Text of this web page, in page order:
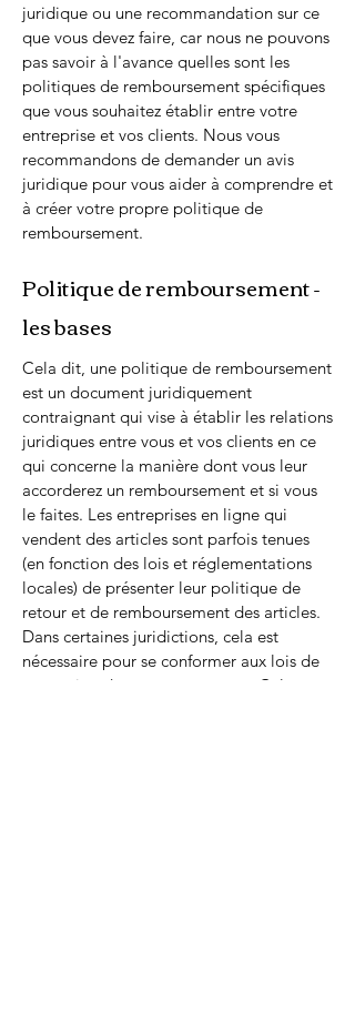
juridique ou une recommandation sur ce
que vous devez faire, car nous ne pouvons
pas savoir à l'avance quelles sont les
politiques de remboursement spécifiques
que vous souhaitez établir entre votre
entreprise et vos clients. Nous vous
recommandons de demander un avis
juridique pour vous aider à comprendre et
à créer votre propre politique de
remboursement.
Politique de remboursement -
les bases
Cela dit, une politique de remboursement
est un document juridiquement
contraignant qui vise à établir les relations
juridiques entre vous et vos clients en ce
qui concerne la manière dont vous leur
accorderez un remboursement et si vous
le faites. Les entreprises en ligne qui
vendent des articles sont parfois tenues
(en fonction des lois et réglementations
locales) de présenter leur politique de
retour et de remboursement des articles.
Dans certaines juridictions, cela est
nécessaire pour se conformer aux lois de
protection des consommateurs. Cela peut